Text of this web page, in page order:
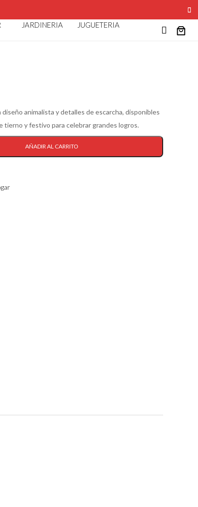
JARDINERIA
JUGUETERIA
animalista y detalles de escarcha, disponibles
tierno y festivo para celebrar grandes logros.
AÑADIR AL CARRITO